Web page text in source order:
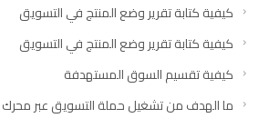
كيفية كتابة تقرير وضع المنتج في التسويق
كيفية كتابة تقرير وضع المنتج في التسويق
كيفية تقسيم السوق المستهدفة
ما الهدف من تشغيل حملة التسويق عبر محرك